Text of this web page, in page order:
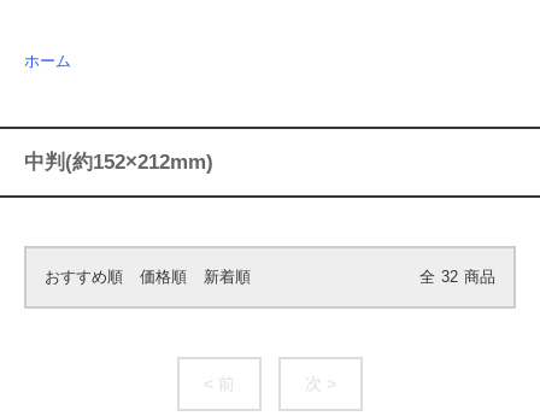
ホーム
中判(約152×212mm)
おすすめ順 価格順 新着順 全 32 商品
< 前 次 >